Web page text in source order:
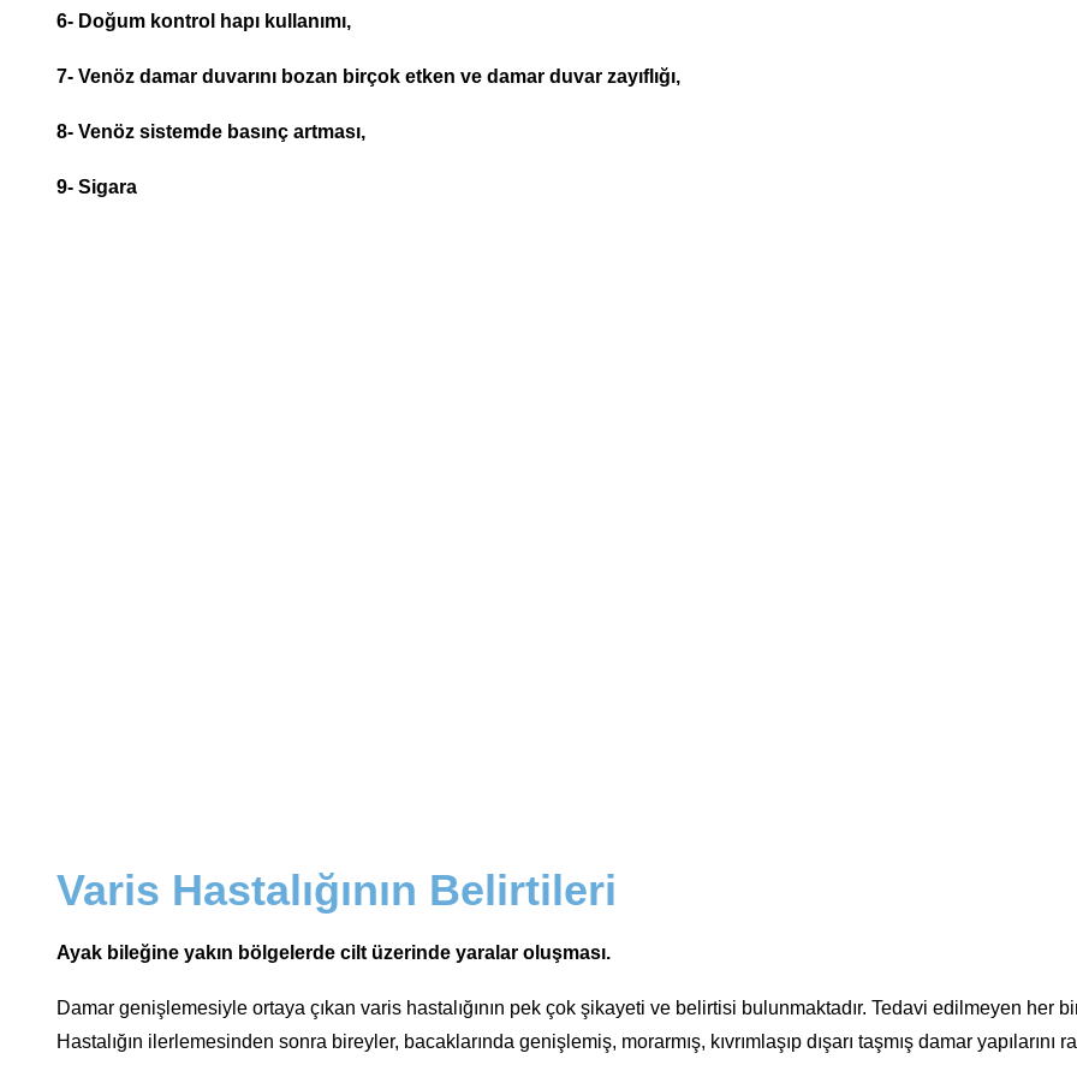
6- Doğum kontrol hapı kullanımı,
7- Venöz damar duvarını bozan birçok etken ve damar duvar zayıflığı,
8- Venöz sistemde basınç artması,
9- Sigara
Varis Hastalığının Belirtileri
Ayak bileğine yakın bölgelerde cilt üzerinde yaralar oluşması.
Damar genişlemesiyle ortaya çıkan varis hastalığının pek çok şikayeti ve belirtisi bulunmaktadır. Tedavi edilmeyen her
Hastalığın ilerlemesinden sonra bireyler, bacaklarında genişlemiş, morarmış, kıvrımlaşıp dışarı taşmış damar yapılarını